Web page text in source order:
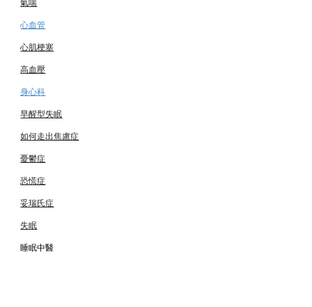
心血管
心肌梗塞
高血壓
身心科
早醒型失眠
如何走出焦慮症
憂鬱症
恐慌症
妥瑞氏症
失眠
睡眠中醫